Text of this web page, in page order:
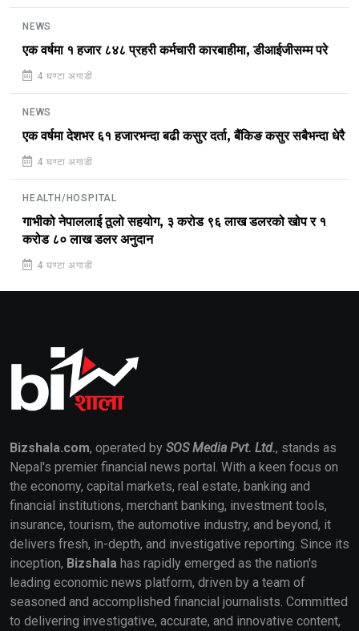
NEWS
एक वर्षमा १ हजार ८४८ प्रहरी कर्मचारी कारबाहीमा, डीआईजीसम्म परे
4 घण्टा अगाडी
NEWS
एक वर्षमा देशभर ६१ हजारभन्दा बढी कसुर दर्ता, बैंकिङ कसुर सबैभन्दा धेरै
4 घण्टा अगाडी
HEALTH/HOSPITAL
गाभीको नेपाललाई ठूलो सहयोग, ३ करोड ९६ लाख डलरको खोप र १
करोड ८० लाख डलर अनुदान
4 घण्टा अगाडी
Bizshala.com, operated by SOS Media Pvt. Ltd., stands as
Nepal's premier financial news portal. With a keen focus on
the economy, capital markets, real estate, banking and
financial institutions, merchant banking, investment tools,
insurance, tourism, the automotive industry, and beyond, it
delivers fresh, in-depth, and investigative reporting. Since its
inception, Bizshala has rapidly emerged as the nation's
leading economic news platform, driven by a team of
seasoned and accomplished financial journalists. Committed
to delivering investigative, accurate, and innovative content,